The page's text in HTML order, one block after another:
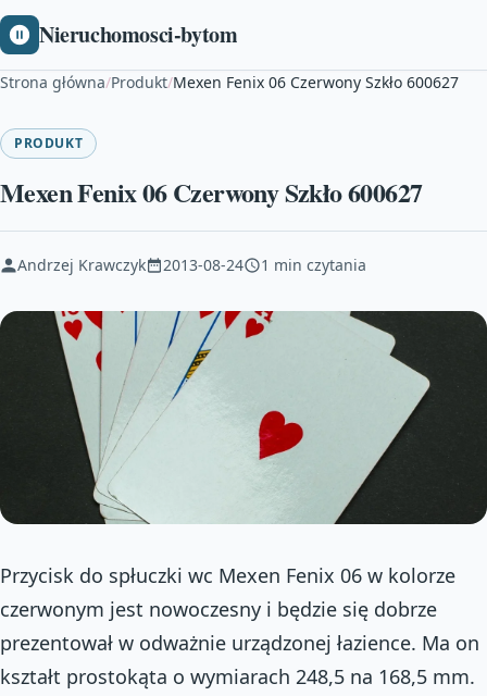
Nieruchomosci-bytom
Strona główna/Produkt/Mexen Fenix 06 Czerwony Szkło 600627
PRODUKT
Mexen Fenix 06 Czerwony Szkło 600627
Andrzej Krawczyk 2013-08-24 1 min czytania
Przycisk do spłuczki wc Mexen Fenix 06 w kolorze
czerwonym jest nowoczesny i będzie się dobrze
prezentował w odważnie urządzonej łazience. Ma on
kształt prostokąta o wymiarach 248,5 na 168,5 mm.